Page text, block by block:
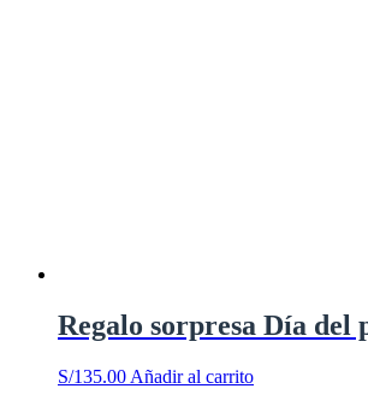
Regalo sorpresa Día del
S/135.00 Añadir al carrito